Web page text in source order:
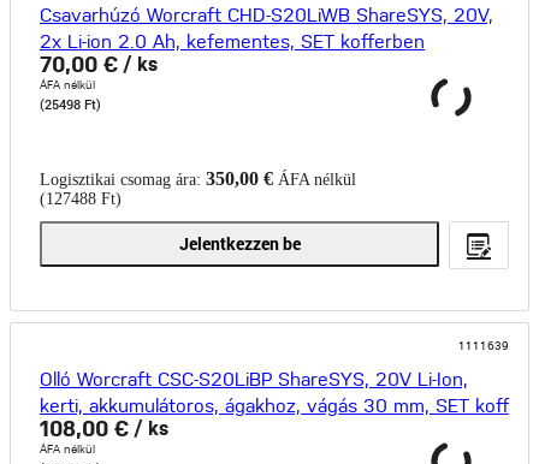
Csavarhúzó Worcraft CHD-S20LiWB ShareSYS, 20V,
2x Li-ion 2.0 Ah, kefementes, SET kofferben
70,00 € / ks
ÁFA nélkül
(25498 Ft)
Logisztikai csomag ára: 350,00 € ÁFA nélkül
(127488 Ft)
Jelentkezzen be
1111639
Olló Worcraft CSC-S20LiBP ShareSYS, 20V Li-Ion,
kerti, akkumulátoros, ágakhoz, vágás 30 mm, SET koff
108,00 € / ks
ÁFA nélkül